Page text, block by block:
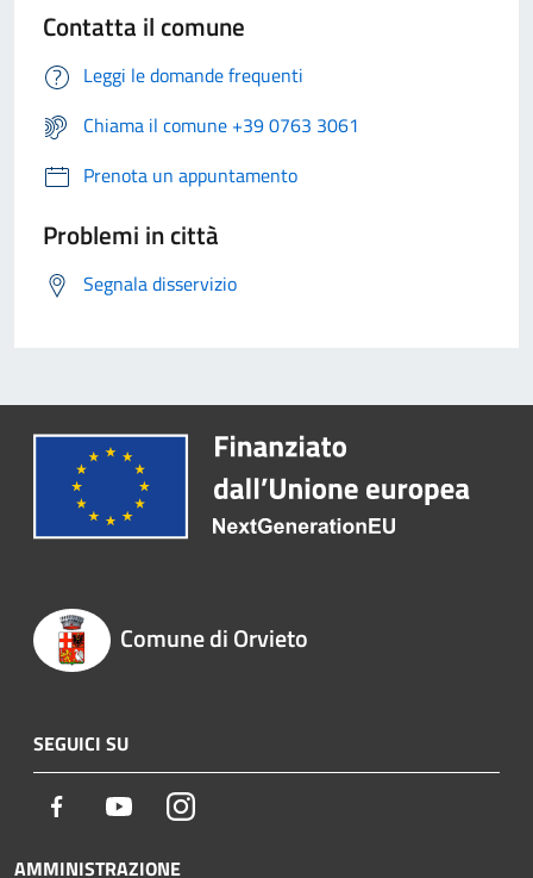
Contatta il comune
Leggi le domande frequenti
Chiama il comune +39 0763 3061
Prenota un appuntamento
Problemi in città
Segnala disservizio
Comune di Orvieto
SEGUICI SU
Facebook YoutubeInstagram
AMMINISTRAZIONE